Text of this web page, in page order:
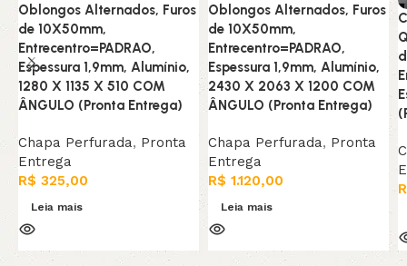
Oblongos Alternados, Furos
de 10X50mm,
Entrecentro=PADRAO,
Espessura 1,9mm, Alumínio,
1280 X 1135 X 510 COM
ÂNGULO (Pronta Entrega)
Chapa Perfurada, Pronta
Entrega
R$ 325,00
Leia mais
Oblongos Alternados, Furos
de 10X50mm,
Entrecentro=PADRAO,
Espessura 1,9mm, Alumínio,
2430 X 2063 X 1200 COM
ÂNGULO (Pronta Entrega)
Chapa Perfurada, Pronta
Entrega
R$ 1.120,00
Leia mais